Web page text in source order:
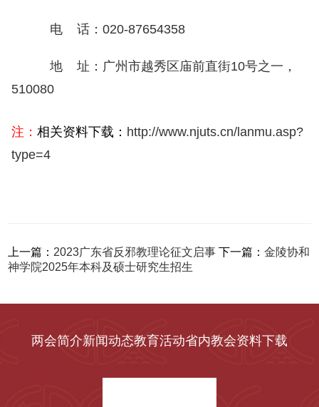
电 话：020-87654358
地 址：广州市越秀区庙前直街10号之一，
510080
注：相关资料下载： http://www.njuts.cn/lanmu.asp?
type=4
上一篇： 2023广东省反邪教理论征文启事 下一篇：金陵协和
神学院2025年本科及硕士研究生招生
两会简介新闻动态教育活动省内教会资料下载